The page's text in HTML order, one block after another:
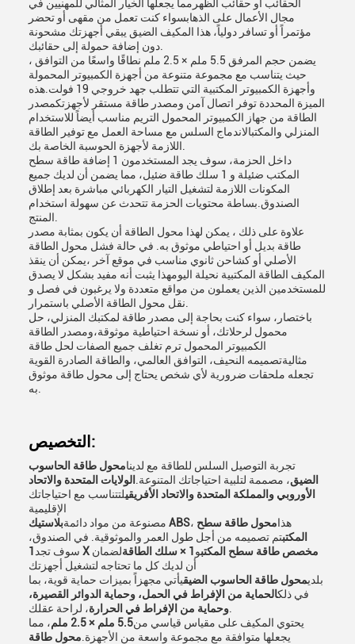
الحقائب أو حقائب الظهرمما يجعلها الخيار المثالي للمهنيين في
مجال الأعمال على الذهابسواء كنت تعمل من مقهى أو تحضر
مؤتمراً أو تسافر دولياً، هذا المكيف الضيق يبقي أجهزتك مشحونة
يضمن حجم المرفق 5.5 ملم × 2.5 ملم نطاقًا واسعًا من التوافق ،
حيث يتناسب مع مجموعة متنوعة من أجهزة الكمبيوتر المحمولة
وأجهزة الكمبيوتر المكتبية التي تتطلب جهد خروجي 19 فولت.هذه
الميزة المحددة توفر اتصال آمن ومصدر طاقة مستقر لأجهزتكمصدر
الطاقة من جهاز الكمبيوتر المحمول التريم مناسب أيضاً للاستخدام
المنزلي والمكتبالاندماج السلس مع مساحة العمل مع توفير الطاقة
داخل الحزمة، سوف يجد المستخدمون 1 إضافة طاقة سطح
المكتب ضئيلة و 1 سلك طاقة ضئيل، مما يضمن أن لديك جميع
المكونات اللازمة لتشغيل التيار الكهربائي مباشرة بعد إطلاق
الصندوق.بساطة محتويات الحزمة تتحدث عن سهولة استخدام
علاوة على ذلك ، يمكن لهذا محول الطاقة أن يكون بمثابة مصدر
طاقة بديل أو احتياطي موثوق به. في حالة فشل محول الطاقة
الأصلي أو كشاحن ثانوي مناسب في موقع آخر ،يمكن أن ينقذ
المكيف الطاقة المكتبية نحيلة اليومهذا يثبت أنه مفيد بشكل لا يصدق
للمستخدمين الذين يعملون من مواقع متعددة ولا يرغبون في فصل و
باختصار، سواء كنت بحاجة إلى مصدر طاقة لمكتبك المنزلي، حل
محمول لرحلاتك، أو نسخة احتياطية موثوقة،ومصدر الطاقة
الكمبيوتر المحمول ترم تغلف جميع الصفات لحل طاقة
مثاليةتصميمه النحيف، التوافق العالمي، والطاقة الصادرة القوية
تجعله ملحقات ضرورية لأي شخص يحتاج إلى محول طاقة موثوق
التخصيص:
تجربة التوصيل السلس للطاقة مع لدينامحول طاقة الحاسوب
الضيق، مصممة لتلبية احتياجاتك المتنوعة. الولايات المتحدة والاتحاد
الأوروبي والمملكة المتحدة والاتحاد الأفريقيلتتناسب مع احتياجاتك
الإقليمية
مصنوعة من مواد دائمة بلاستيك ABS ، هذامحول طاقة سطح
المكتبتم تصميمه من أجل طول العمر والموثوقية. في الصندوق،
سوف تجد
1 X مخصص طاقة سطح المكتبو 1 × سلك الطاقة
لضمان
أن لديك كل ما تحتاجه لتشغيل أجهزتك
بلديمحول طاقة الحاسوب الضيقيأتي مجهزاً بميزات حماية قوية، بما
في ذلكالحماية من الإفراط في الحمل، وحماية الدوائر القصيرة،
وحماية من الإفراط في الحرارة
يحتوي المكيف على مقياس قياسي من5.5 ملم × 2.5 ملم
، مما
يجعلها متوافقة مع مجموعة واسعة من الأجهزة. محول طاقة